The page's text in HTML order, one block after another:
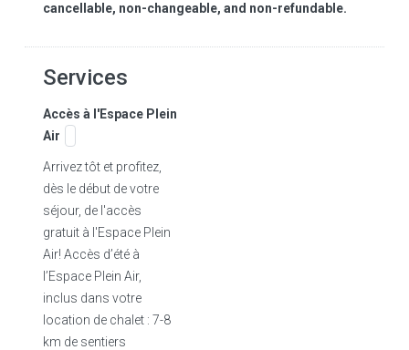
cancellable, non-changeable, and non-refundable.
Services
Accès à l'Espace Plein
Air
Arrivez tôt et profitez,
dès le début de votre
séjour, de l'accès
gratuit à l'Espace Plein
Air! Accès d’été à
l’Espace Plein Air,
inclus dans votre
location de chalet : 7-8
km de sentiers